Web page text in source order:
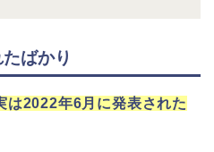
ばかり
は2022年6月に発表された